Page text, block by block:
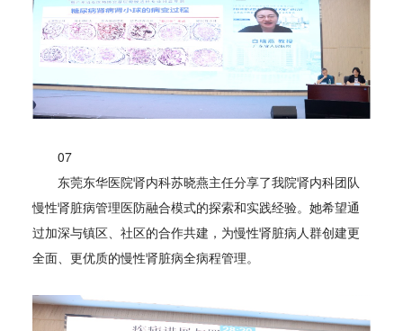
07
东莞东华医院肾内科苏晓燕主任分享了我院肾内科团队
慢性肾脏病管理医防融合模式的探索和实践经验。她希望通
过加深与镇区、社区的合作共建，为慢性肾脏病人群创建更
全面、更优质的慢性肾脏病全病程管理。